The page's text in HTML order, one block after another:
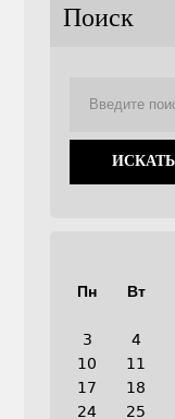
Поиск
Пн Вт
3
4
10
11
17
18
24
25